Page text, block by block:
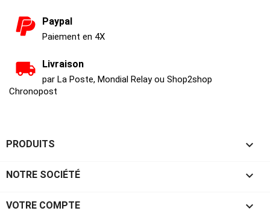
Paypal
Paiement en 4X
Livraison
par La Poste, Mondial Relay ou Shop2shop
Chronopost
PRODUITS 
NOTRE SOCIÉTÉ 
VOTRE COMPTE 